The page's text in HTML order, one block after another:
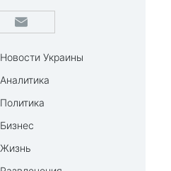
Новости Украины
Аналитика
Политика
Бизнес
Жизнь